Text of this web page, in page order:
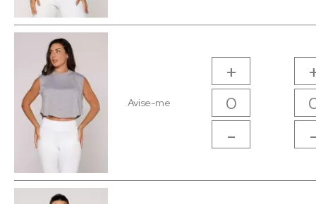
Avise-me
+
-